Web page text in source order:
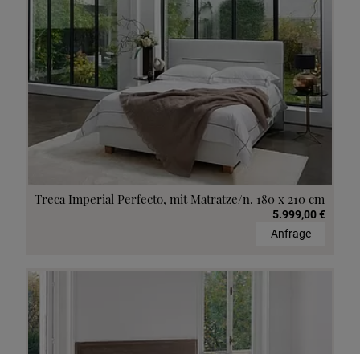
Treca Imperial Perfecto, mit Matratze/n, 180 x 210 cm
5.999,00 €
Anfrage